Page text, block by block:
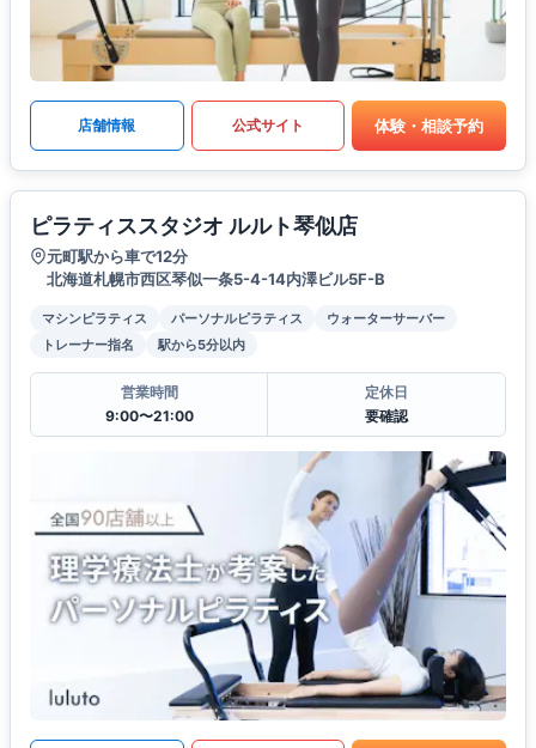
店舗情報 公式サイト 体験・相談予約
ピラティススタジオ ルルト琴似店
元町駅から車で12分
北海道札幌市西区琴似一条5-4-14内澤ビル5F-B
マシンピラティス パーソナルピラティス
ウォーターサーバー
トレーナー指名
駅から5分以内
営業時間
9:00〜21:00
定休日
要確認